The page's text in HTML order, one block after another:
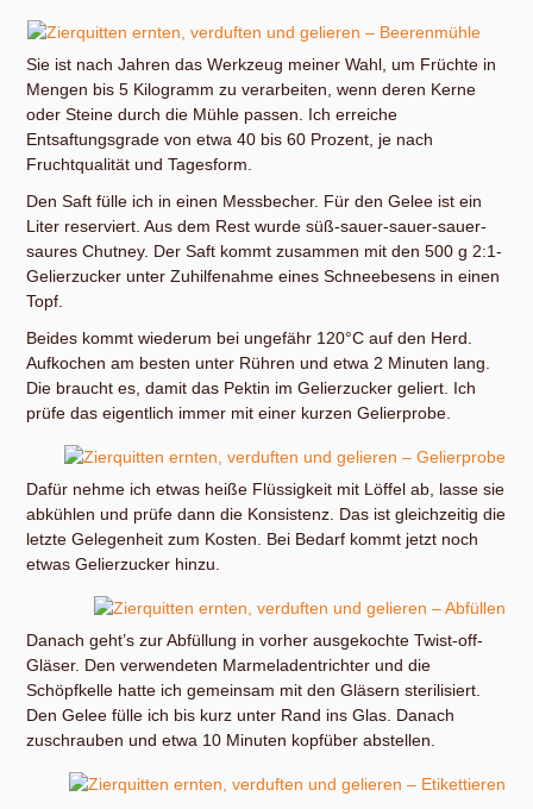
Sie ist nach Jahren das Werkzeug meiner Wahl, um Früchte in
Mengen bis 5 Kilogramm zu verarbeiten, wenn deren Kerne
oder Steine durch die Mühle passen. Ich erreiche
Entsaftungsgrade von etwa 40 bis 60 Prozent, je nach
Fruchtqualität und Tagesform.
Den Saft fülle ich in einen Messbecher. Für den Gelee ist ein
Liter reserviert. Aus dem Rest wurde süß-sauer-sauer-sauer-
saures Chutney. Der Saft kommt zusammen mit den 500 g 2:1-
Gelierzucker unter Zuhilfenahme eines Schneebesens in einen
Topf.
Beides kommt wiederum bei ungefähr 120°C auf den Herd.
Aufkochen am besten unter Rühren und etwa 2 Minuten lang.
Die braucht es, damit das Pektin im Gelierzucker geliert. Ich
prüfe das eigentlich immer mit einer kurzen Gelierprobe.
Dafür nehme ich etwas heiße Flüssigkeit mit Löffel ab, lasse sie
abkühlen und prüfe dann die Konsistenz. Das ist gleichzeitig die
letzte Gelegenheit zum Kosten. Bei Bedarf kommt jetzt noch
etwas Gelierzucker hinzu.
Danach geht’s zur Abfüllung in vorher ausgekochte Twist-off-
Gläser. Den verwendeten Marmeladentrichter und die
Schöpfkelle hatte ich gemeinsam mit den Gläsern sterilisiert.
Den Gelee fülle ich bis kurz unter Rand ins Glas. Danach
zuschrauben und etwa 10 Minuten kopfüber abstellen.